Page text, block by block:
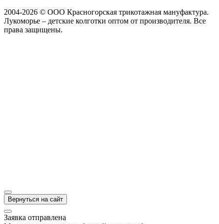
2004-2026 © ООО Красногорская трикотажная мануфактура.
Лукоморье – детские колготки оптом от производителя. Все
права защищены.
Вернуться на сайт
Заявка отправлена